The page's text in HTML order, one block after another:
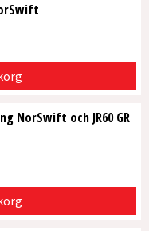
NorSwift och JR60 GR